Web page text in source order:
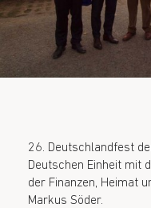
26. Deutschlandfest
Deutschen Einheit mit
der Finanzen, Heimat
Markus Söder.